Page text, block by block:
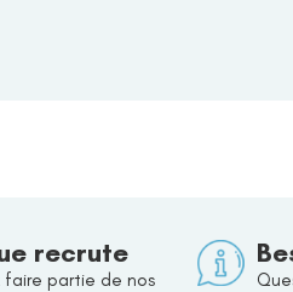
recrute
faire partie de nos